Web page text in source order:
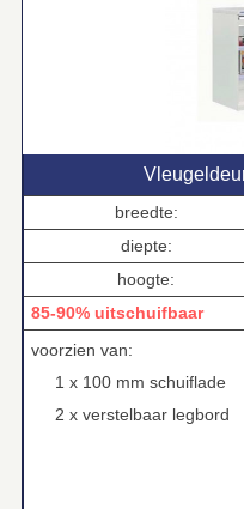
breedte:
diepte:
hoogte:
85-90% uitschuifbaar
voorzien van:
1 x 100 mm schuiflade
2 x verstelbaar legbord